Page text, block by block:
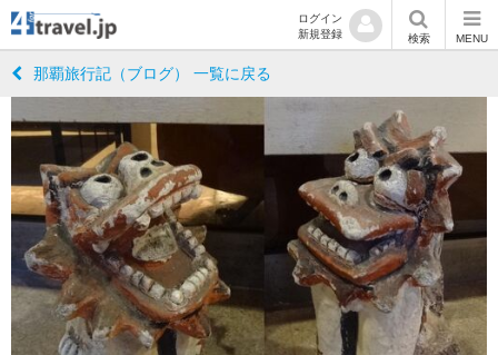
ログイン
新規登録
検索 MENU
那覇旅行記（ブログ） 一覧に戻る